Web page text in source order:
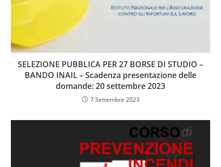
SELEZIONE PUBBLICA PER 27 BORSE DI STUDIO –
BANDO INAIL – Scadenza presentazione delle
domande: 20 settembre 2023
7 Settembre 2023